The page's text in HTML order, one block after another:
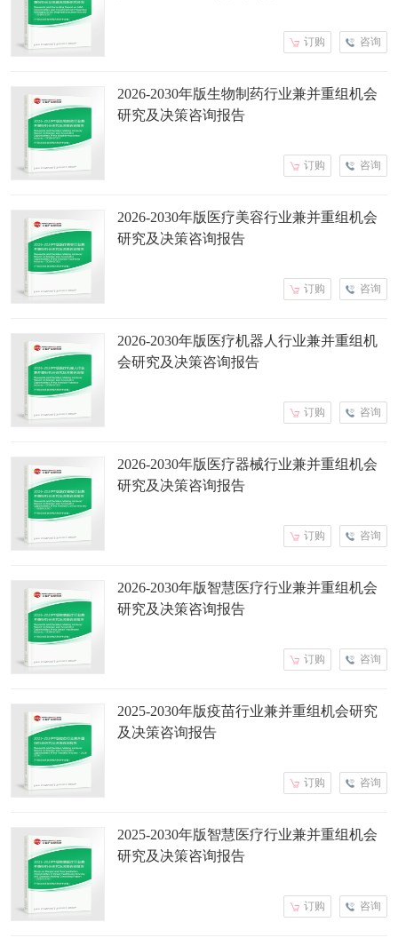
咨询
订购
2026-2030年版生物制药行业兼并重组机会
研究及决策咨询报告
咨询
订购
2026-2030年版医疗美容行业兼并重组机会
研究及决策咨询报告
咨询
订购
2026-2030年版医疗机器人行业兼并重组机
会研究及决策咨询报告
咨询
订购
2026-2030年版医疗器械行业兼并重组机会
研究及决策咨询报告
咨询
订购
2026-2030年版智慧医疗行业兼并重组机会
研究及决策咨询报告
咨询
订购
2025-2030年版疫苗行业兼并重组机会研究
及决策咨询报告
咨询
订购
2025-2030年版智慧医疗行业兼并重组机会
研究及决策咨询报告
咨询
订购